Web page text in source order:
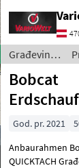
54cm Građevinski strojevi
Kompaktni
Građevinski
strojevi /
Bobcat
Bobcat
Liter
God. pr. 2021
Anbaurahmen
QUICKTACH Građevinski